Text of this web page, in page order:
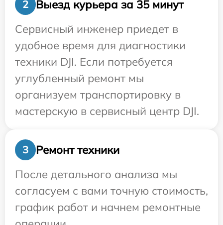
2
Выезд курьера за 35 минут
Сервисный инженер приедет в
удобное время для диагностики
техники DJI. Если потребуется
углубленный ремонт мы
организуем транспортировку в
мастерскую в сервисный центр DJI.
3
Ремонт техники
После детального анализа мы
согласуем с вами точную стоимость,
график работ и начнем ремонтные